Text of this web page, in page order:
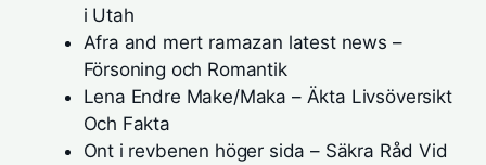
i Utah
Afra and mert ramazan latest news –
Försoning och Romantik
Lena Endre Make/Maka – Äkta Livsöversikt
Och Fakta
Ont i revbenen höger sida – Säkra Råd Vid